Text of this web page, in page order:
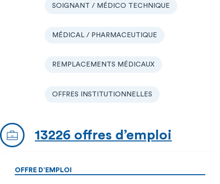
SOIGNANT / MÉDICO TECHNIQUE
MÉDICAL / PHARMACEUTIQUE
REMPLACEMENTS MÉDICAUX
OFFRES INSTITUTIONNELLES
13226 offres d’emploi
OFFRE D’EMPLOI